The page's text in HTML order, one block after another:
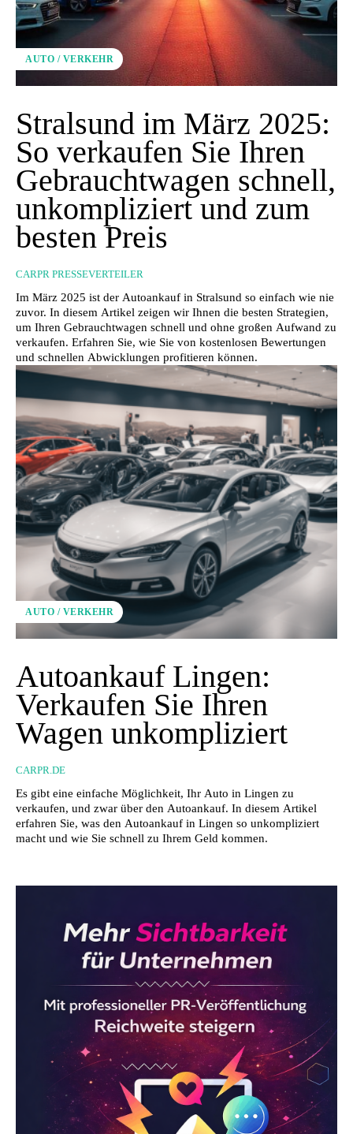
AUTO / VERKEHR
Stralsund im März 2025:
So verkaufen Sie Ihren
Gebrauchtwagen schnell,
unkompliziert und zum
besten Preis
CARPR PRESSEVERTEILER
Im März 2025 ist der Autoankauf in Stralsund so einfach wie nie
zuvor. In diesem Artikel zeigen wir Ihnen die besten Strategien,
um Ihren Gebrauchtwagen schnell und ohne großen Aufwand zu
verkaufen. Erfahren Sie, wie Sie von kostenlosen Bewertungen
und schnellen Abwicklungen profitieren können.
AUTO / VERKEHR
Autoankauf Lingen:
Verkaufen Sie Ihren
Wagen unkompliziert
CARPR.DE
Es gibt eine einfache Möglichkeit, Ihr Auto in Lingen zu
verkaufen, und zwar über den Autoankauf. In diesem Artikel
erfahren Sie, was den Autoankauf in Lingen so unkompliziert
macht und wie Sie schnell zu Ihrem Geld kommen.